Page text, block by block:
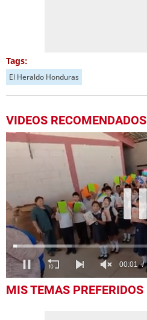
Tags:
El Heraldo Honduras
VIDEOS RECOMENDADOS
of
MIS TEMAS PREFERIDOS